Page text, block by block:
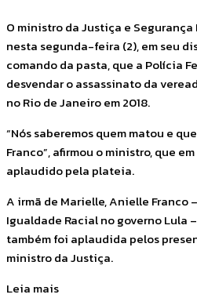
O ministro da Justiça e Segurança
nesta segunda-feira (2), em seu
comando da pasta, que a Polícia
desvendar o assassinato da
no Rio de Janeiro em 2018.
“Nós saberemos quem matou e
Franco”, afirmou o ministro, que
aplaudido pela plateia.
A irmã de Marielle, Anielle Franco
Igualdade Racial no governo Lula
também foi aplaudida pelos
ministro da Justiça.
Leia mais